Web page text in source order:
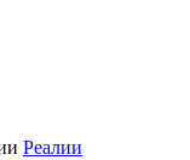
Реалии